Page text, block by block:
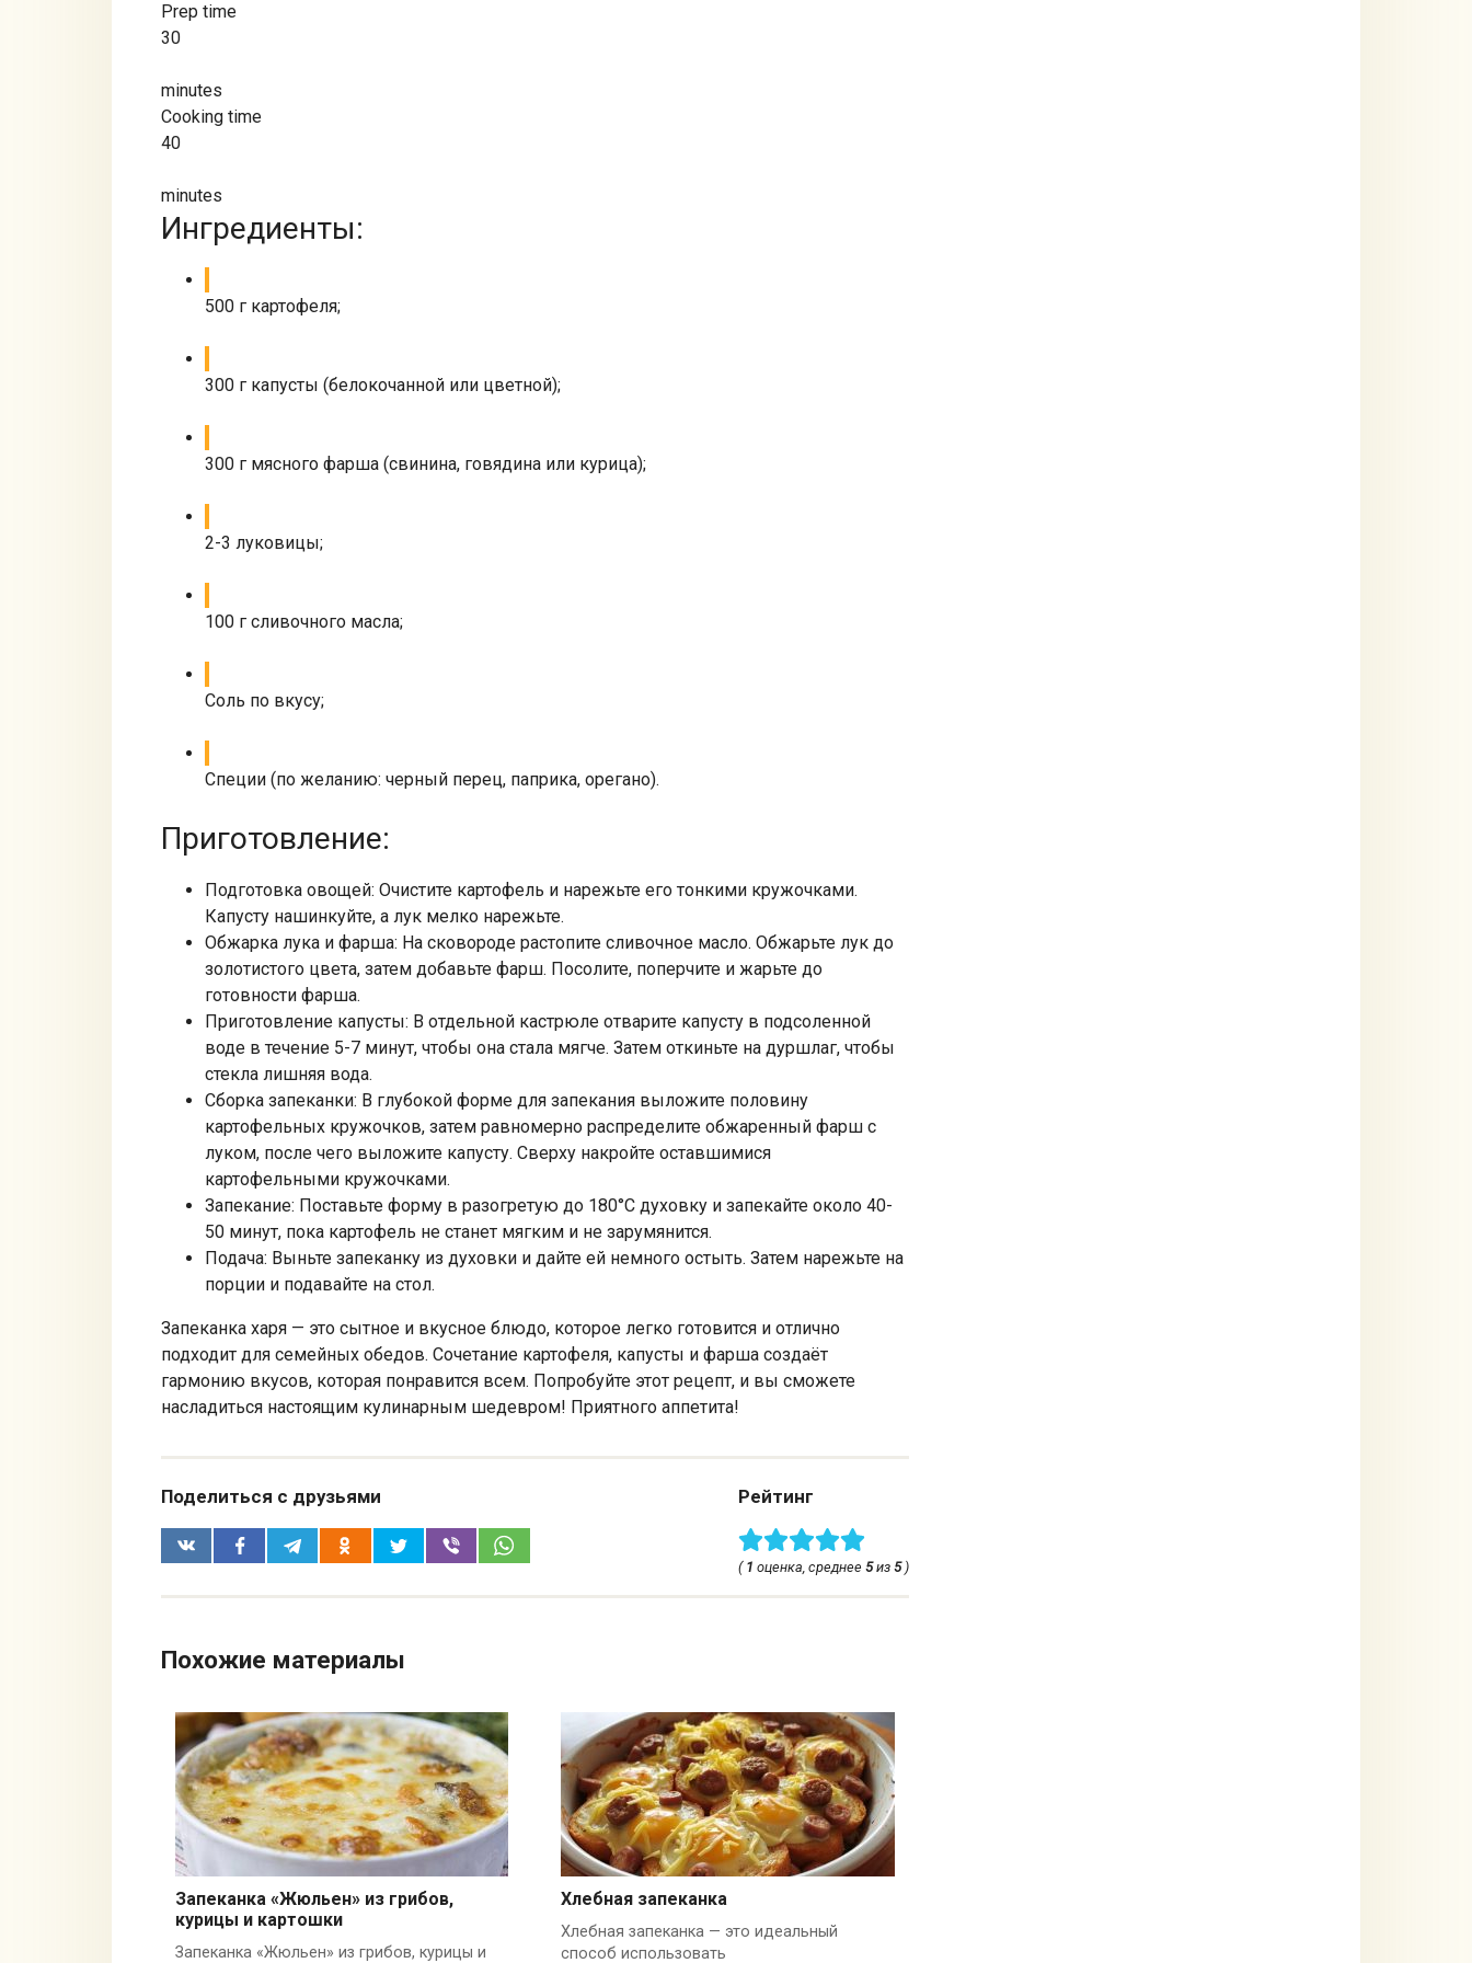
Prep time
30
minutes
Cooking time
40
minutes
Ингредиенты:
500 г картофеля;
300 г капусты (белокочанной или цветной);
300 г мясного фарша (свинина, говядина или курица);
2-3 луковицы;
100 г сливочного масла;
Соль по вкусу;
Специи (по желанию: черный перец, паприка, орегано).
Приготовление:
Подготовка овощей: Очистите картофель и нарежьте его тонкими кружочками.
Капусту нашинкуйте, а лук мелко нарежьте.
Обжарка лука и фарша: На сковороде растопите сливочное масло. Обжарьте лук до
золотистого цвета, затем добавьте фарш. Посолите, поперчите и жарьте до
готовности фарша.
Приготовление капусты: В отдельной кастрюле отварите капусту в подсоленной
воде в течение 5-7 минут, чтобы она стала мягче. Затем откиньте на дуршлаг, чтобы
стекла лишняя вода.
Сборка запеканки: В глубокой форме для запекания выложите половину
картофельных кружочков, затем равномерно распределите обжаренный фарш с
луком, после чего выложите капусту. Сверху накройте оставшимися
картофельными кружочками.
Запекание: Поставьте форму в разогретую до 180°C духовку и запекайте около 40-
50 минут, пока картофель не станет мягким и не зарумянится.
Подача: Выньте запеканку из духовки и дайте ей немного остыть. Затем нарежьте на
порции и подавайте на стол.
Запеканка харя — это сытное и вкусное блюдо, которое легко готовится и отлично
подходит для семейных обедов. Сочетание картофеля, капусты и фарша создаёт
гармонию вкусов, которая понравится всем. Попробуйте этот рецепт, и вы сможете
насладиться настоящим кулинарным шедевром! Приятного аппетита!
Поделиться с друзьями Рейтинг
( 1 оценка, среднее 5из 5)
Похожие материалы
Запеканка «Жюльен» из грибов,
курицы и картошки
Запеканка «Жюльен» из грибов, курицы и
Хлебная запеканка
Хлебная запеканка — это идеальный
способ использовать